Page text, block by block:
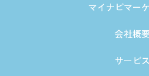
マイナビマー
会社概要
サービス